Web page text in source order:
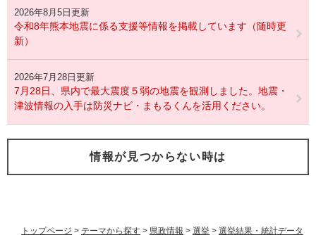
トップページ > テーマから探す > 県政情報 > 選挙 > 選挙結果・統計データ
2026年8月5日更新
令和8年熊本地震に係る支援等情報を掲載しています（随時更
新）
2026年7月28日更新
7月28日、県内で最大震度５弱の地震を観測しました。地震・
津波情報の入手は防災ナビ・まもるくんを活用ください。
情報が見つからない時は